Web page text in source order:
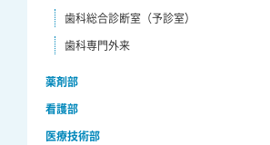
歯科総合診断室（予診室）
歯科専門外来
薬剤部
看護部
医療技術部